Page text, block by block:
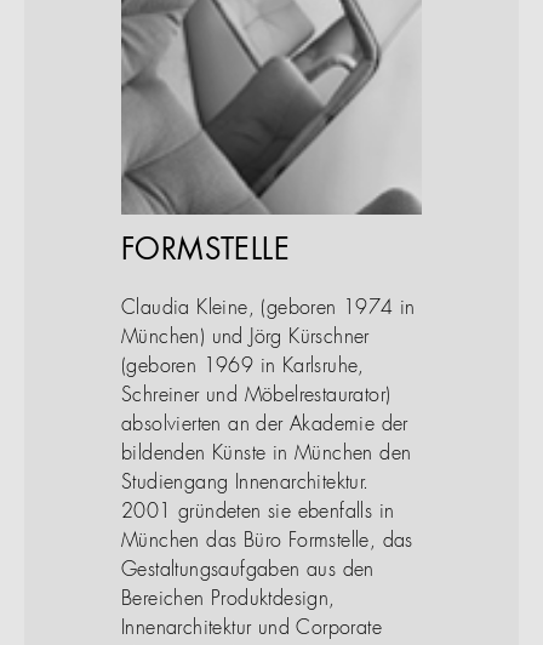
FORMSTELLE
Claudia Kleine, (geboren 1974 in
München) und Jörg Kürschner
(geboren 1969 in Karlsruhe,
Schreiner und Möbelrestaurator)
absolvierten an der Akademie der
bildenden Künste in München den
Studiengang Innenarchitektur.
2001 gründeten sie ebenfalls in
München das Büro Formstelle, das
Gestaltungsaufgaben aus den
Bereichen Produktdesign,
Innenarchitektur und Corporate